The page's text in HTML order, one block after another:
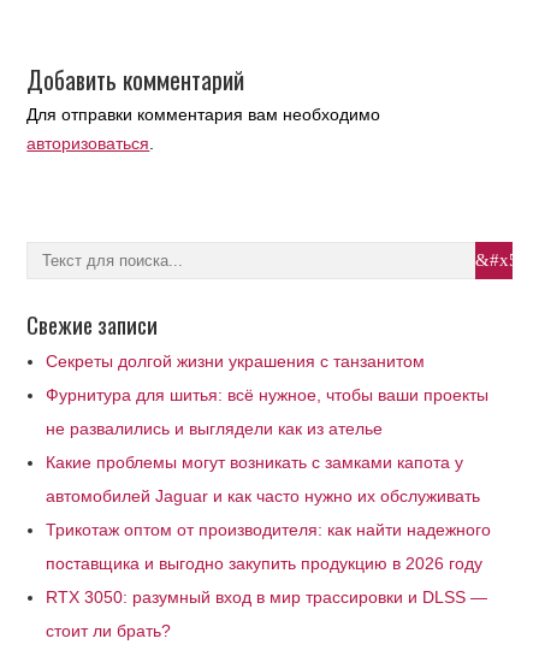
Добавить комментарий
Для отправки комментария вам необходимо
авторизоваться
Свежие записи
Секреты долгой жизни украшения с танзанитом
Фурнитура для шитья: всё нужное, чтобы ваши проекты
не развалились и выглядели как из ателье
Какие проблемы могут возникать с замками капота у
автомобилей Jaguar и как часто нужно их обслуживать
Трикотаж оптом от производителя: как найти надежного
поставщика и выгодно закупить продукцию в 2026 году
RTX 3050: разумный вход в мир трассировки и DLSS —
стоит ли брать?